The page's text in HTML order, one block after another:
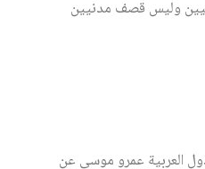
وليس قصف مدنيين
العربية عمرو موسى عن